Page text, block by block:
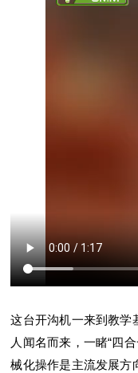
这台开沟机一来到教学
人闻名而来，一睹“四
械化操作是主流发展方